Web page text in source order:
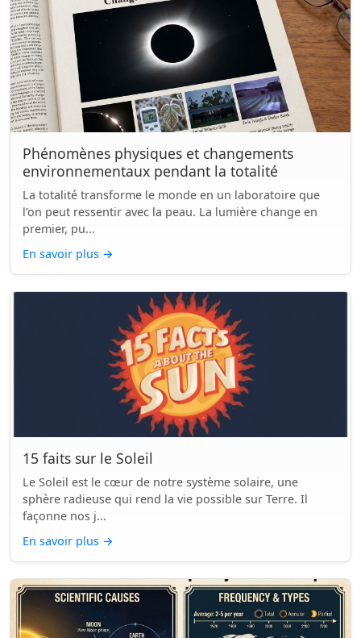
Phénomènes physiques et changements
environnementaux pendant la totalité
La totalité transforme le monde en un laboratoire que
l’on peut ressentir avec la peau. La lumière change en
premier, pu...
En savoir plus →
15 faits sur le Soleil
Le Soleil est le cœur de notre système solaire, une
sphère radieuse qui rend la vie possible sur Terre. Il
façonne nos j...
En savoir plus →